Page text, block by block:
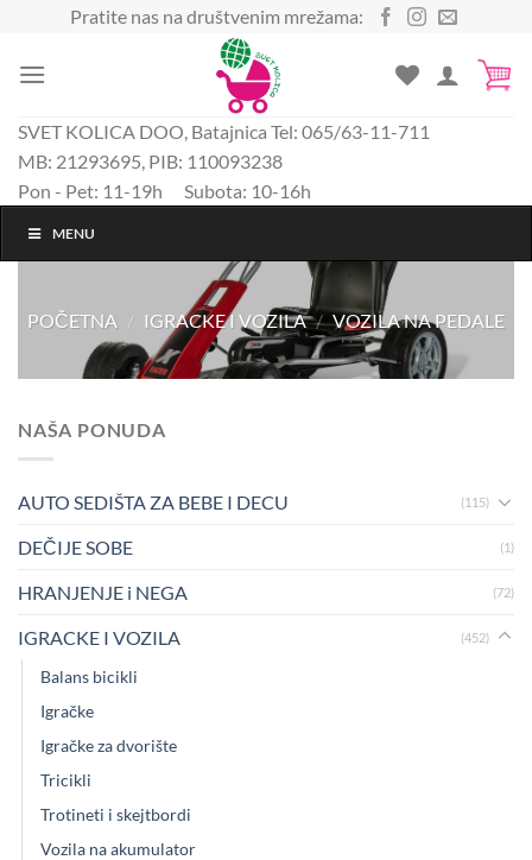
sadržaj
Pratite nas na društvenim mrežama:
SVET KOLICA DOO, Batajnica Tel: 065/63-11-711
MB: 21293695, PIB: 110093238
Pon - Pet: 11-19h Subota: 10-16h
MENU
POČETNA / IGRACKE I VOZILA / VOZILA NA PEDALE
NAŠA PONUDA
AUTO SEDIŠTA ZA BEBE I DECU (115)
DEČIJE SOBE (1)
HRANJENJE i NEGA (72)
IGRACKE I VOZILA (452)
Balans bicikli
Igračke
Igračke za dvorište
Tricikli
Trotineti i skejtbordi
Vozila na akumulator